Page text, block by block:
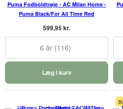
Puma Fodboldtrøje - AC Milan Home -
Puma Black/For All Time Red
599,95 kr.
6 år (116)
Læg i kurv